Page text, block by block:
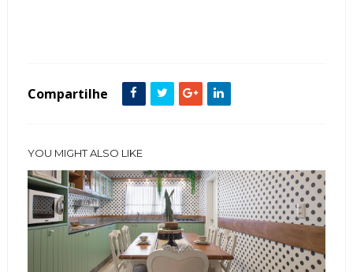
Compartilhe
YOU MIGHT ALSO LIKE